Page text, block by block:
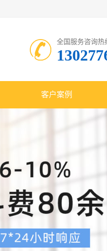
全国服务咨询热
客户案例